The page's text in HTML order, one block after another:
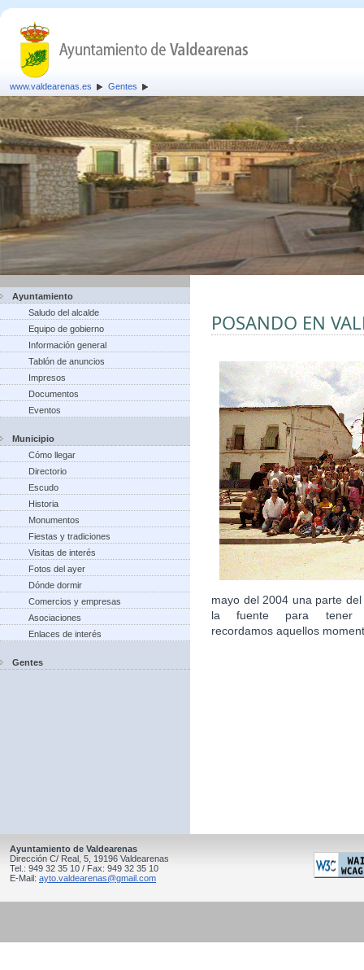
www.valdearenas.es Gentes
Ayuntamiento
Saludo del alcalde
Equipo de gobierno
Información general
Tablón de anuncios
Impresos
Documentos
Eventos
Municipio
Cómo llegar
Directorio
Escudo
Historia
Monumentos
Fiestas y tradiciones
Visitas de interés
Fotos del ayer
Dónde dormir
Comercios y empresas
Asociaciones
Enlaces de interés
Gentes
POSANDO EN
mayo del 2004 una parte
la fuente para tener
recordamos aquellos
Ayuntamiento de Valdearenas
Dirección C/ Real, 5, 19196 Valdearenas
Tel.: 949 32 35 10 / Fax: 949 32 35 10
E-Mail: ayto.valdearenas@gmail.com